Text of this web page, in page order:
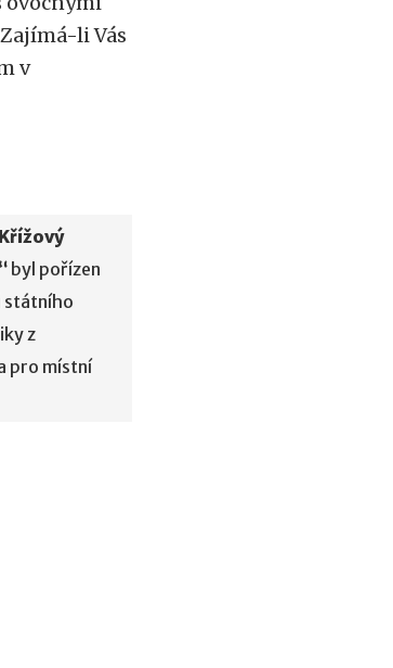
li Vás
v
byl pořízen
státního
z
pro místní